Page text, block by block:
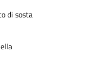
di sosta